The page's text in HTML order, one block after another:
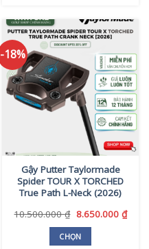
này
có
biến
thể.
Các
tùy
chọn
thể
được
chọn
trang
sản
phẩm
-18%
Gậy Putter Taylormade
Spider TOUR X TORCHED
True Path L-Neck (2026)
10.500.000₫ Giá
là:
10.500.000 ₫.
8.650.000 ₫Giá
CHỌN